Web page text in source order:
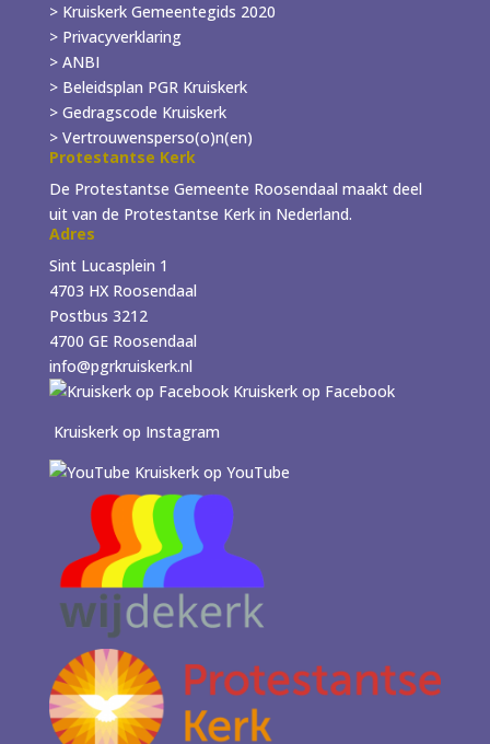
>Kruiskerk Gemeentegids 2020
> Privacyverklaring
> ANBI
> Beleidsplan PGR Kruiskerk
> Gedragscode Kruiskerk
> Vertrouwensperso(o)n(en)
Protestantse Kerk
De Protestantse Gemeente Roosendaal maakt deel
uit van de Protestantse Kerk in Nederland.
Adres
Sint Lucasplein 1
4703 HX Roosendaal
Postbus 3212
4700 GE Roosendaal
info@pgrkruiskerk.nl
Kruiskerk op Facebook
Kruiskerk op Instagram
Kruiskerk op YouTube